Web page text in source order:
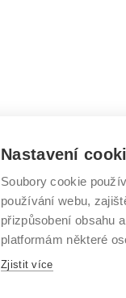
Vysoké
učení
technické
v
Nastavení
Soubory cookie
používání webu,
přizpůsobení obsahu
platformám některé
Zjistit více